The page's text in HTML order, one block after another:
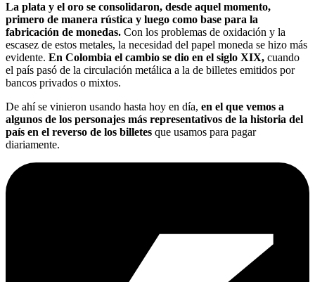
La plata y el oro se consolidaron, desde aquel momento,
primero de manera rústica y luego como base para la
fabricación de monedas. Con los problemas de oxidación y la
escasez de estos metales, la necesidad del papel moneda se hizo más
evidente. En Colombia el cambio se dio en el siglo XIX, cuando
el país pasó de la circulación metálica a la de billetes emitidos por
bancos privados o mixtos.
De ahí se vinieron usando hasta hoy en día, en el que vemos a
algunos de los personajes más representativos de la historia del
país en el reverso de los billetes que usamos para pagar
diariamente.